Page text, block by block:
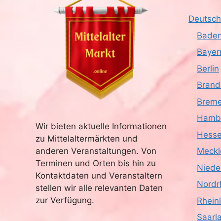
Wir bieten aktuelle Informationen
zu Mittelaltermärkten und
anderen Veranstaltungen. Von
Terminen und Orten bis hin zu
Kontaktdaten und Veranstaltern
stellen wir alle relevanten Daten
zur Verfügung.
Berlin